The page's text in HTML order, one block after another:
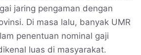
jaring pengaman dengan
Di masa lalu, banyak UMR
penentuan nominal gaji
luas di masyarakat.